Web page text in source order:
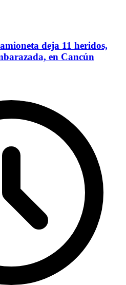
deja 11 heridos,
en Cancún